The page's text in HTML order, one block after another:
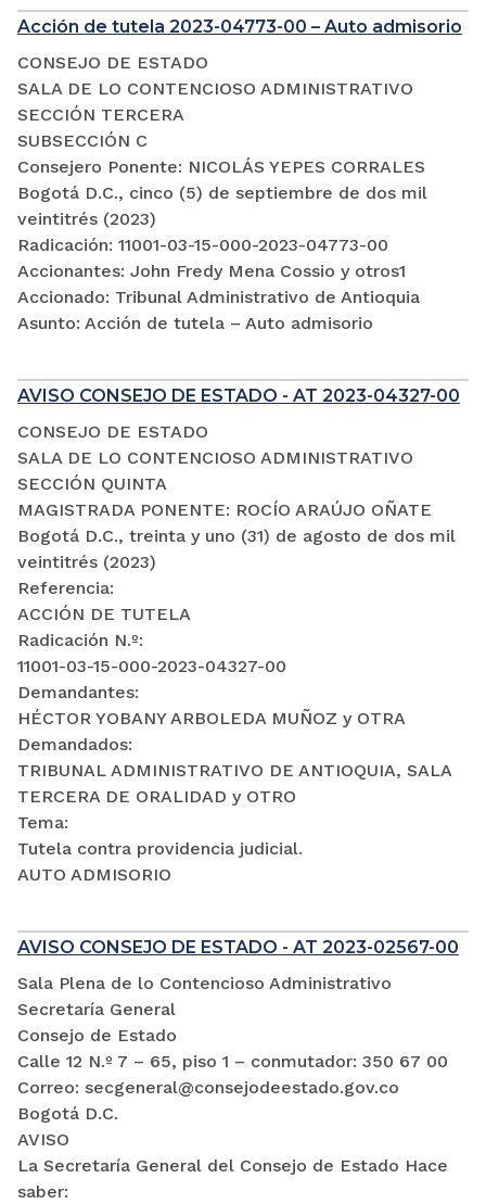
Acción de tutela 2023-04773-00 – Auto admisorio
CONSEJO DE ESTADO
SALA DE LO CONTENCIOSO ADMINISTRATIVO
SECCIÓN TERCERA
SUBSECCIÓN C
Consejero Ponente: NICOLÁS YEPES CORRALES
Bogotá D.C., cinco (5) de septiembre de dos mil
veintitrés (2023)
Radicación: 11001-03-15-000-2023-04773-00
Accionantes: John Fredy Mena Cossio y otros1
Accionado: Tribunal Administrativo de Antioquia
Asunto: Acción de tutela – Auto admisorio
AVISO CONSEJO DE ESTADO - AT 2023-04327-00
CONSEJO DE ESTADO
SALA DE LO CONTENCIOSO ADMINISTRATIVO
SECCIÓN QUINTA
MAGISTRADA PONENTE: ROCÍO ARAÚJO OÑATE
Bogotá D.C., treinta y uno (31) de agosto de dos mil
veintitrés (2023)
Referencia:
ACCIÓN DE TUTELA
Radicación N.º:
11001-03-15-000-2023-04327-00
Demandantes:
HÉCTOR YOBANY ARBOLEDA MUÑOZ y OTRA
Demandados:
TRIBUNAL ADMINISTRATIVO DE ANTIOQUIA, SALA
TERCERA DE ORALIDAD y OTRO
Tema:
Tutela contra providencia judicial.
AUTO ADMISORIO
AVISO CONSEJO DE ESTADO - AT 2023-02567-00
Sala Plena de lo Contencioso Administrativo
Secretaría General
Consejo de Estado
Calle 12 N.º 7 – 65, piso 1 – conmutador: 350 67 00
Correo: secgeneral@consejodeestado.gov.co
Bogotá D.C.
AVISO
La Secretaría General del Consejo de Estado Hace
saber: